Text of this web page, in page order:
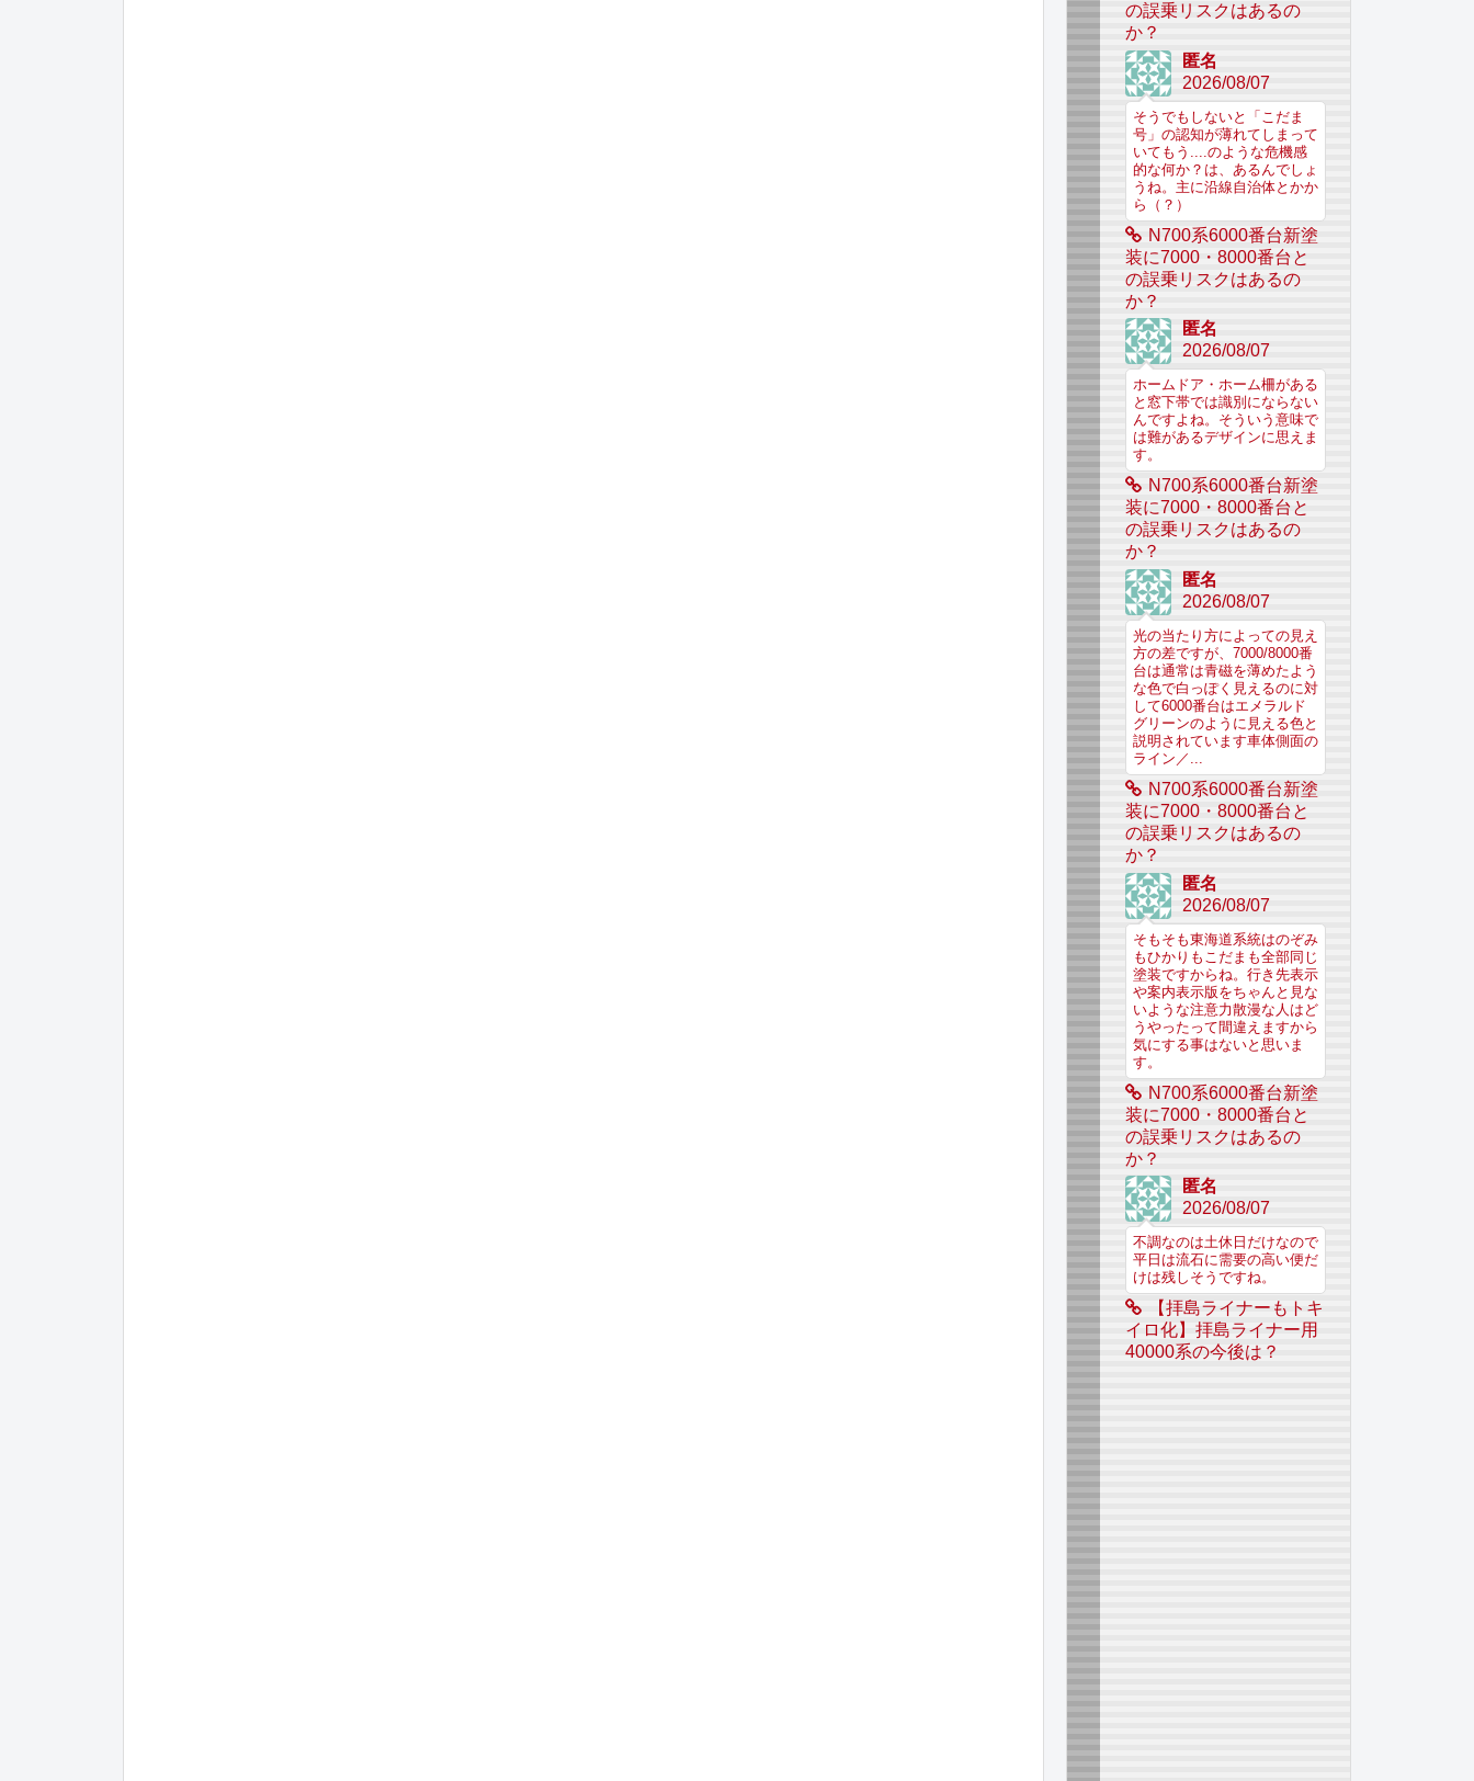
の誤乗リスクはあるの
か？
匿名
2026/08/07
そうでもしないと「こだま
号」の認知が薄れてしまって
いてもう....のような危機感
的な何か？は、あるんでしょ
うね。主に沿線自治体とかか
ら（？）
N700系6000番台新塗
装に7000・8000番台と
の誤乗リスクはあるの
か？
匿名
2026/08/07
ホームドア・ホーム柵がある
と窓下帯では識別にならない
んですよね。そういう意味で
は難があるデザインに思えま
す。
N700系6000番台新塗
装に7000・8000番台と
の誤乗リスクはあるの
か？
匿名
2026/08/07
光の当たり方によっての見え
方の差ですが、7000/8000番
台は通常は青磁を薄めたよう
な色で白っぽく見えるのに対
して6000番台はエメラルド
グリーンのように見える色と
説明されています車体側面の
ライン／...
N700系6000番台新塗
装に7000・8000番台と
の誤乗リスクはあるの
か？
匿名
2026/08/07
そもそも東海道系統はのぞみ
もひかりもこだまも全部同じ
塗装ですからね。行き先表示
や案内表示版をちゃんと見な
いような注意力散漫な人はど
うやったって間違えますから
気にする事はないと思いま
す。
N700系6000番台新塗
装に7000・8000番台と
の誤乗リスクはあるの
か？
匿名
2026/08/07
不調なのは土休日だけなので
平日は流石に需要の高い便だ
けは残しそうですね。
【拝島ライナーもトキ
イロ化】拝島ライナー用
40000系の今後は？